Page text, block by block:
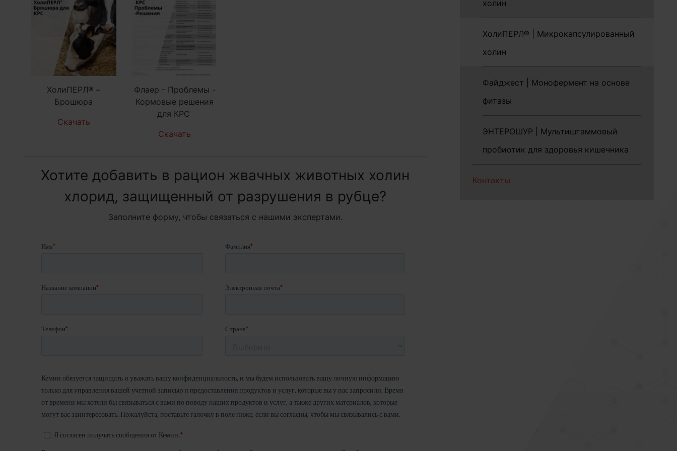
ХолиПЕРЛ® –
Брошюра
Скачать
Флаер - Проблемы -
Кормовые решения
для КРС
Скачать
Хотите добавить в рацион жвачных животных холин
хлорид, защищенный от разрушения в рубце?
Заполните форму, чтобы связаться с нашими экспертами.
холин
ХолиПЕРЛ® | Микрокапсулированный
холин
Файджест | Монофермент на основе
фитазы
ЭНТЕРОШУР | Мультиштаммовый
пробиотик для здоровья кишечника
Контакты